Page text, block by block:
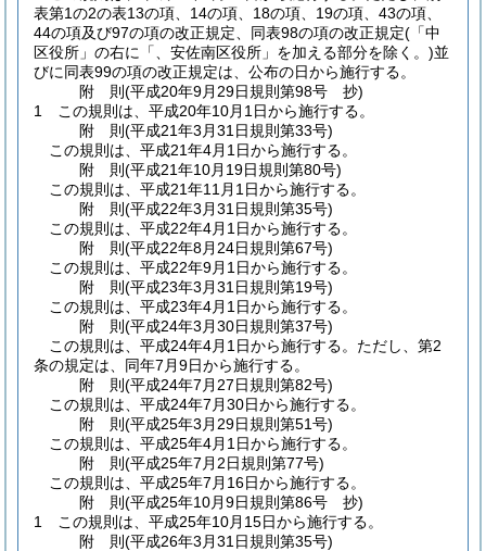
表第1の2の表13の項、14の項、18の項、19の項、43の項、
44の項及び97の項の改正規定、同表98の項の改正規定(「中
区役所」の右に「、安佐南区役所」を加える部分を除く。)並
びに同表99の項の改正規定は、公布の日から施行する。
附 則(平成20年9月29日規則第98号 抄)
1
この規則は、平成20年10月1日から施行する。
附 則(平成21年3月31日規則第33号)
この規則は、平成21年4月1日から施行する。
附 則(平成21年10月19日規則第80号)
この規則は、平成21年11月1日から施行する。
附 則(平成22年3月31日規則第35号)
この規則は、平成22年4月1日から施行する。
附 則(平成22年8月24日規則第67号)
この規則は、平成22年9月1日から施行する。
附 則(平成23年3月31日規則第19号)
この規則は、平成23年4月1日から施行する。
附 則(平成24年3月30日規則第37号)
この規則は、平成24年4月1日から施行する。 ただし、第2
条の規定は、同年7月9日から施行する。
附 則(平成24年7月27日規則第82号)
この規則は、平成24年7月30日から施行する。
附 則(平成25年3月29日規則第51号)
この規則は、平成25年4月1日から施行する。
附 則(平成25年7月2日規則第77号)
この規則は、平成25年7月16日から施行する。
附 則(平成25年10月9日規則第86号 抄)
1
この規則は、平成25年10月15日から施行する。
附 則(平成26年3月31日規則第35号)